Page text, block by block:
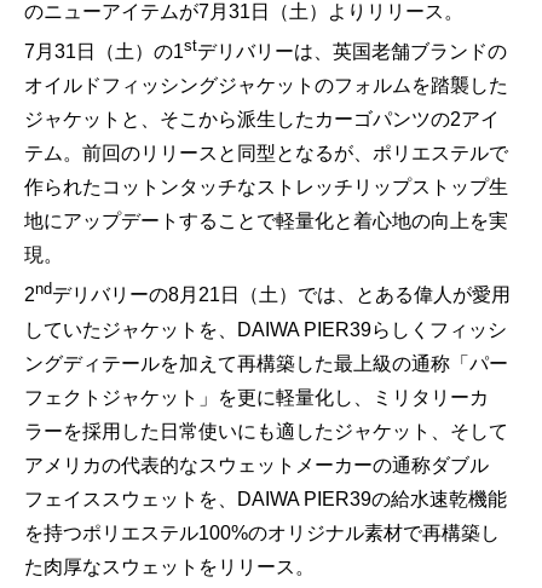
RECOMMENDFOLLOW RATEHIGHER MAGAZINE
当サイトに掲載の記事・見出し・写真・画像の無断転載を禁じます。
Diters inc. All Rights & Copyrights Reserved.
のニューアイテムが7月31日（土）よりリリース。
7月31日（土）の1stデリバリーは、英国老舗ブランドの
オイルドフィッシングジャケットのフォルムを踏襲した
ジャケットと、そこから派生したカーゴパンツの2アイ
テム。前回のリリースと同型となるが、ポリエステルで
作られたコットンタッチなストレッチリップストップ生
地にアップデートすることで軽量化と着心地の向上を実
現。
2ndデリバリーの8月21日（土）では、とある偉人が愛用
していたジャケットを、DAIWA PIER39らしくフィッシ
ングディテールを加えて再構築した最上級の通称「パー
フェクトジャケット」を更に軽量化し、ミリタリーカ
ラーを採用した日常使いにも適したジャケット、そして
アメリカの代表的なスウェットメーカーの通称ダブル
フェイススウェットを、DAIWA PIER39の給水速乾機能
を持つポリエステル100%のオリジナル素材で再構築し
た肉厚なスウェットをリリース。